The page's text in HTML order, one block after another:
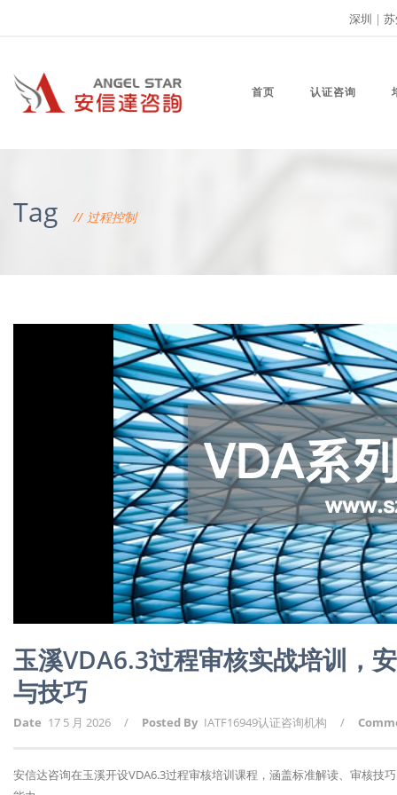
深圳 |
首页 认证咨询
Tag 过程控制
玉溪VDA6.3过程审核实战培训，
与技巧
Date 17 5 月 2026 / Posted By IATF16949认证咨询机构 /
安信达咨询在玉溪开设VDA6.3过程审核培训课程，涵盖标准解读、审核